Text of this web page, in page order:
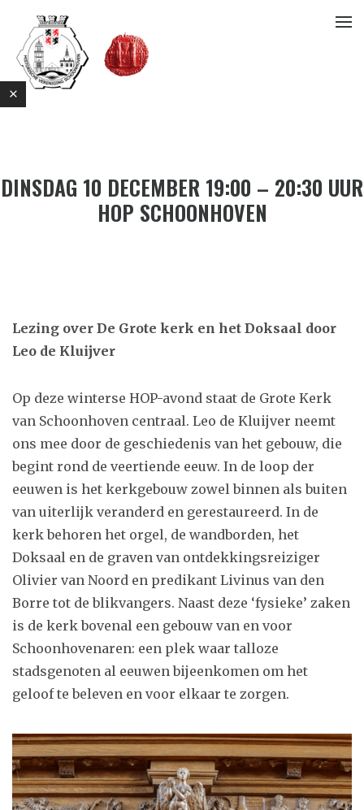
DINSDAG 10 DECEMBER 19:00 – 20:30 UUR
HOP SCHOONHOVEN
Lezing over De Grote kerk en het Doksaal door
Leo de Kluijver
Op deze winterse HOP-avond staat de Grote Kerk
van Schoonhoven centraal. Leo de Kluijver neemt
ons mee door de geschiedenis van het gebouw, die
begint rond de veertiende eeuw. In de loop der
eeuwen is het kerkgebouw zowel binnen als buiten
van uiterlijk veranderd en gerestaureerd. In de
kerk behoren het orgel, de wandborden, het
Doksaal en de graven van ontdekkingsreiziger
Olivier van Noord en predikant Livinus van den
Borre tot de blikvangers. Naast deze ‘fysieke’ zaken
is de kerk bovenal een gebouw van en voor
Schoonhovenaren: een plek waar talloze
stadsgenoten al eeuwen bijeenkomen om het
geloof te beleven en voor elkaar te zorgen.